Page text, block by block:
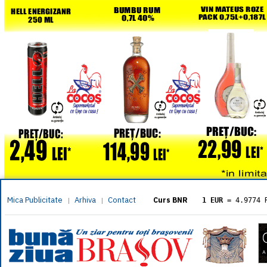
Mica Publicitate | Arhiva | Contact Curs BNR 1 EUR = 4.9774
= 5.8304
1 XAU= 464.4611
1 AED= 1.1933
1 AUD= 2.7957
1 BGN= 2.5449